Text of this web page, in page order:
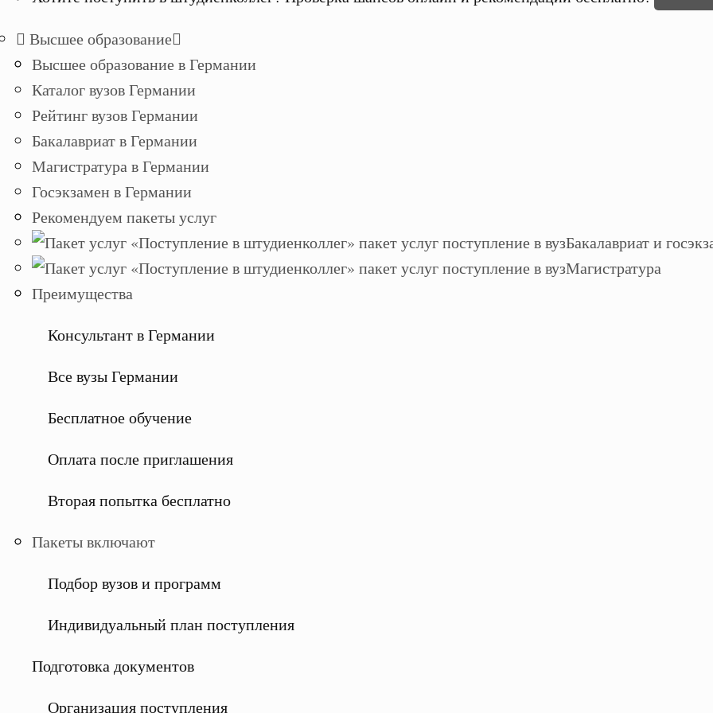
Высшее образование
Высшее образование в Германии
Каталог вузов Германии
Рейтинг вузов Германии
Бакалавриат в Германии
Магистратура в Германии
Госэкзамен в Германии
Рекомендуем пакеты услуг
Бакалавриат и
Магистратура
Преимущества
Консультант в Германии
Все вузы Германии
Бесплатное обучение
Оплата после приглашения
Вторая попытка бесплатно
Пакеты включают
Подбор вузов и программ
Индивидуальный план поступления
Подготовка документов
Организация поступления